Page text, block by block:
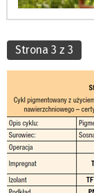
Strona 3 z 3